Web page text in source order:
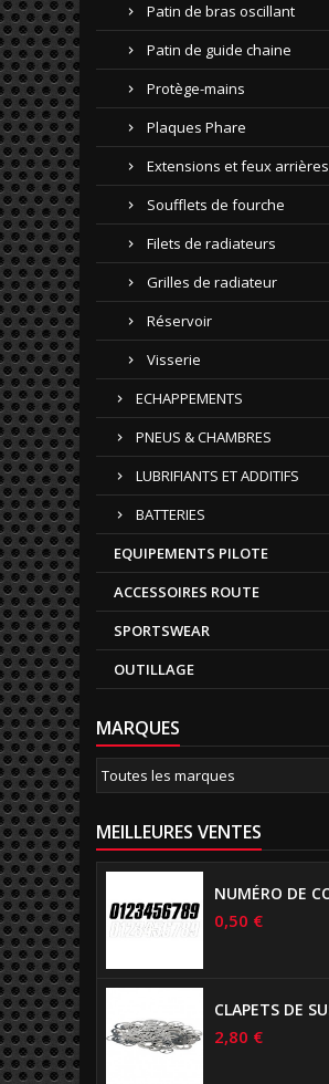
Patin de bras oscillant
Patin de guide chaine
Protège-mains
Plaques Phare
Extensions et feux arrières
Soufflets de fourche
Filets de radiateurs
Grilles de radiateur
Réservoir
Visserie
ECHAPPEMENTS
PNEUS & CHAMBRES
LUBRIFIANTS ET ADDITIFS
BATTERIES
EQUIPEMENTS PILOTE
ACCESSOIRES ROUTE
SPORTSWEAR
OUTILLAGE
MARQUES
MEILLEURES VENTES
0,50 €
2,80 €